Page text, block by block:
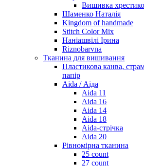
Вишивка
Шаменко Наталія
Kingdom of handmade
Stitch Color Mix
Наніашвілі Ірина
Riznobarvna
Тканина для вишивання
Пластикова канва,
папір
Aida / Аіда
Aida 11
Aida 16
Aida 14
Aida 18
Aida-стрічка
Aida 20
Рівномірна тканина
25 count
27 count